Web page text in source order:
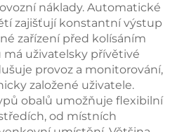
náklady. Automatické
zajišťují konstantní výstup
zařízení před kolísáním
uživatelsky přívětivé
provoz a monitorování,
založené uživatele.
obalů umožňuje flexibilní
od místních